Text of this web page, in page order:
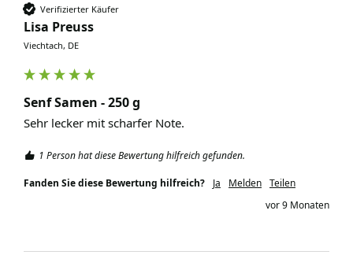
Verifizierter Käufer
Lisa Preuss
Viechtach, DE
Senf Samen - 250 g
Sehr lecker mit scharfer Note.
1 Person hat diese Bewertung hilfreich gefunden.
Fanden Sie diese Bewertung hilfreich? Ja Melden Teilen
vor 9 Monaten